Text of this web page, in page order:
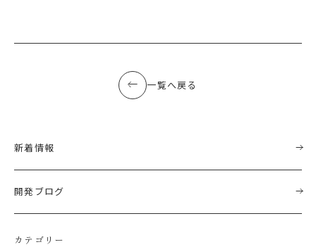
一覧へ戻る
新着情報
開発ブログ
カテゴリー